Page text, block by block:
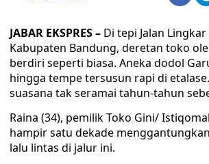
JABAR EKSPRES – Di tepi Jalan
Kabupaten Bandung, deretan toko
berdiri seperti biasa. Aneka dodol
hingga tempe tersusun rapi di
suasana tak seramai tahun-tahun
Raina (34), pemilik Toko Gini/
hampir satu dekade
lalu lintas di jalur ini.